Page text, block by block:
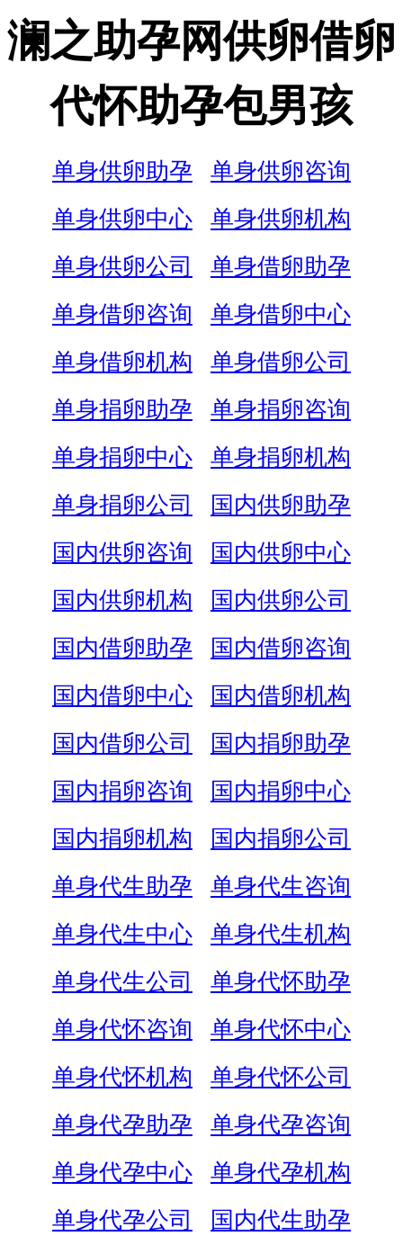
澜之助孕网供卵借卵
代怀助孕包男孩
单身供卵助孕
单身供卵咨询
单身供卵中心
单身供卵机构
单身供卵公司
单身借卵助孕
单身借卵咨询
单身借卵中心
单身借卵机构
单身借卵公司
单身捐卵助孕
单身捐卵咨询
单身捐卵中心
单身捐卵机构
单身捐卵公司
国内供卵助孕
国内供卵咨询
国内供卵中心
国内供卵机构
国内供卵公司
国内借卵助孕
国内借卵咨询
国内借卵中心
国内借卵机构
国内借卵公司
国内捐卵助孕
国内捐卵咨询
国内捐卵中心
国内捐卵机构
国内捐卵公司
单身代生助孕
单身代生咨询
单身代生中心
单身代生机构
单身代生公司
单身代怀助孕
单身代怀咨询
单身代怀中心
单身代怀机构
单身代怀公司
单身代孕助孕
单身代孕咨询
单身代孕中心
单身代孕机构
单身代孕公司
国内代生助孕